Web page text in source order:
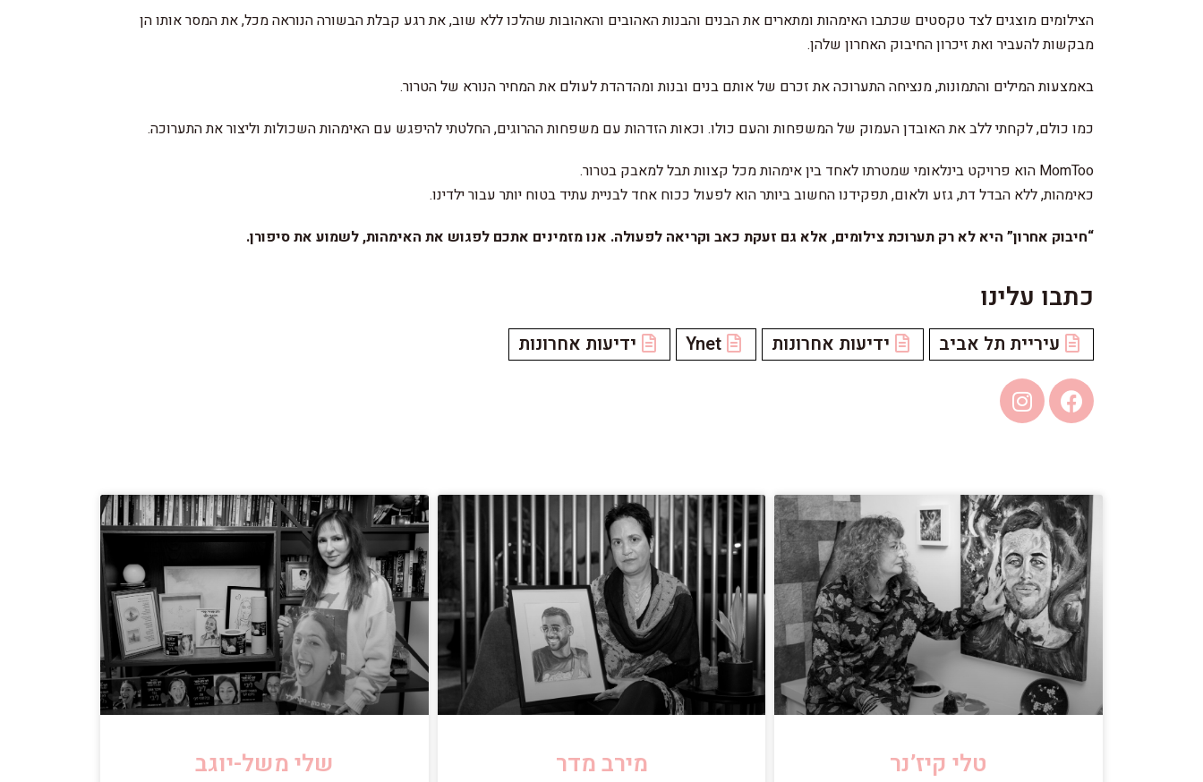
הצילומים מוצגים לצד טקסטים שכתבו האימהות ומתארים את הבנים והבנות האהובים והאהובות שהלכו ללא שוב, את רגע קבלת הבשורה הנוראה מכל, את המסר אותו הן
מבקשות להעביר ואת זיכרון החיבוק האחרון שלהן.
באמצעות המילים והתמונות, מנציחה התערוכה את זכרם של אותם בנים ובנות ומהדהדת לעולם את המחיר הנורא של הטרור.
כמו כולם, לקחתי ללב את האובדן העמוק של המשפחות והעם כולו. וכאות הזדהות עם משפחות ההרוגים, החלטתי להיפגש עם האימהות השכולות וליצור את התערוכה.
MomToo הוא פרויקט בינלאומי שמטרתו לאחד בין אימהות מכל קצוות תבל למאבק בטרור.
כאימהות, ללא הבדל דת, גזע ולאום, תפקידנו החשוב ביותר הוא לפעול ככוח אחד לבניית עתיד בטוח יותר עבור ילדינו.
“חיבוק אחרון” היא לא רק תערוכת צילומים, אלא גם זעקת כאב וקריאה לפעולה. אנו מזמינים אתכם לפגוש את האימהות, לשמוע את סיפורן.
כתבו עלינו
עיריית תל אביב ידיעות אחרונות Ynet ידיעות אחרונות
טלי קיז’נר מירב מדר שלי משל-יוגב